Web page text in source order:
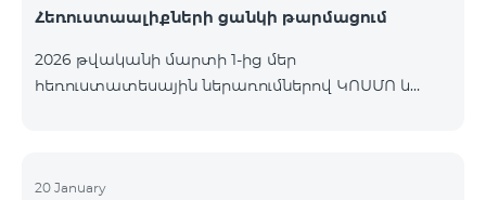
Հեռուստաալիքների ցանկի թարմացում
2026 թվականի մարտի 1-ից մեր
հեռուստատեսային ներառումներով ԿՈՍՄՈ և
մուլտիպլեքս հեռուստաալիքները հասանելի
20 January